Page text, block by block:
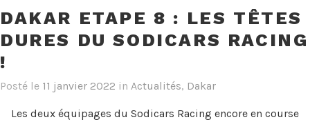
Direction
Bisha ! »
DAKAR ETAPE 8 : LES TÊTES
DURES DU SODICARS RACING
!
Posté le 11 janvier 2022 in Actualités, Dakar
Les deux équipages du Sodicars Racing encore en course